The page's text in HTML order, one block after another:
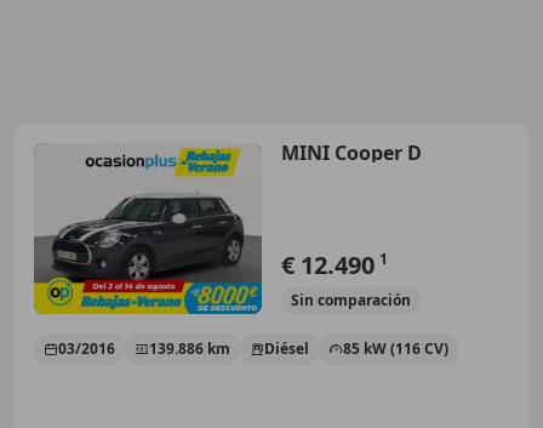
MINI Cooper D
€ 12.490 1
Sin comparación
03/2016 139.886 km Diésel 85 kW (116 CV)